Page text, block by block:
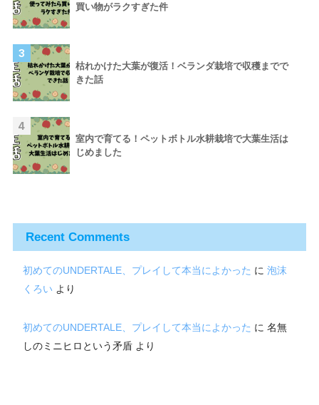
買い物がラクすぎた件
3
枯れかけた大葉が復活！ベランダ栽培で収穫までで
きた話
4
室内で育てる！ペットボトル水耕栽培で大葉生活は
じめました
Recent Comments
初めてのUNDERTALE、プレイして本当によかった に 泡沫
くろい より
初めてのUNDERTALE、プレイして本当によかった に 名無
しのミニヒロという矛盾より